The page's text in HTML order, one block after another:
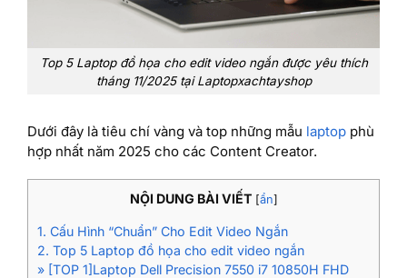
Top 5 Laptop đồ họa cho edit video ngắn được yêu thích
tháng 11/2025 tại Laptopxachtayshop
Dưới đây là tiêu chí vàng và top những mẫu laptop phù
hợp nhất năm 2025 cho các Content Creator.
NỘI DUNG BÀI VIẾT [ẩn]
1. Cấu Hình “Chuẩn” Cho Edit Video Ngắn
2. Top 5 Laptop đồ họa cho edit video ngắn
» [TOP 1]Laptop Dell Precision 7550 i7 10850H FHD